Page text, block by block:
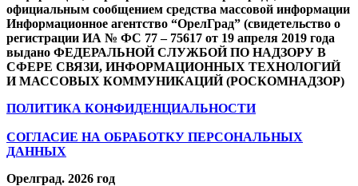
официальным сообщением средства массовой информации
Информационное агентство “ОрелГрад” (свидетельство о
регистрации ИА № ФС 77 – 75617 от 19 апреля 2019 года
выдано ФЕДЕРАЛЬНОЙ СЛУЖБОЙ ПО НАДЗОРУ В
СФЕРЕ СВЯЗИ, ИНФОРМАЦИОННЫХ ТЕХНОЛОГИЙ
И МАССОВЫХ КОММУНИКАЦИЙ (РОСКОМНАДЗОР)
ПОЛИТИКА КОНФИДЕНЦИАЛЬНОСТИ
СОГЛАСИЕ НА ОБРАБОТКУ ПЕРСОНАЛЬНЫХ
ДАННЫХ
Орелград. 2026 год